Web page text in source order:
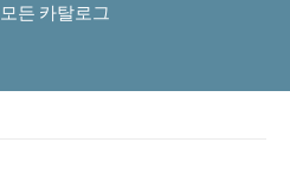
모든 카탈로그